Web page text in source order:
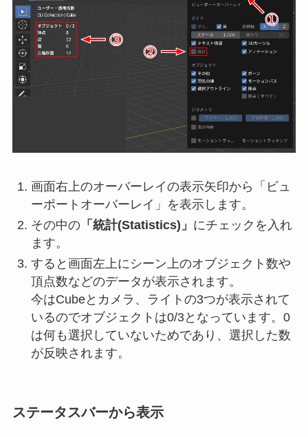
画面右上のオーバーレイの表示矢印から「ビュ
ーポートオーバーレイ」を表示します。
その中の「統計(Statistics)」 にチェックを入れ
ます。
すると画面左上にシーン上のオブジェクト数や
頂点数などのデータが表示されます。
今はCubeとカメラ、ライトの3つが表示されて
いるのでオブジェクトは0/3となっています。0
は何も選択していないためであり、選択した数
が反映されます。
ステータスバーから表示